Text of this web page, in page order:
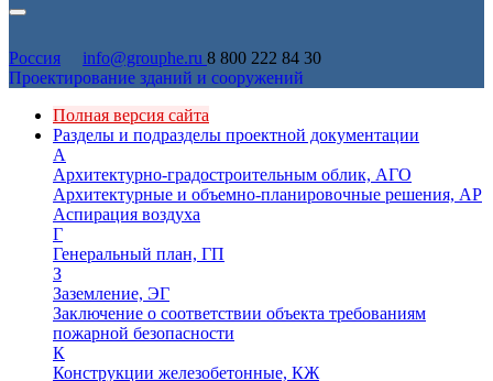
Россия info@grouphe.ru 8 800 222 84 30
Проектирование зданий и сооружений
Полная версия сайта
Разделы и подразделы проектной документации
А
Архитектурно-градостроительным облик, АГО
Архитектурные и объемно-планировочные решения, АР
Аспирация воздуха
Г
Генеральный план, ГП
З
Заземление, ЭГ
Заключение о соответствии объекта требованиям
пожарной безопасности
К
Конструкции железобетонные, КЖ